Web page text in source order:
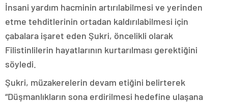
İnsani yardım hacminin artırılabilmesi ve yerinden
etme tehditlerinin ortadan kaldırılabilmesi için
çabalara işaret eden Şukri, öncelikli olarak
Filistinlilerin hayatlarının kurtarılması gerektiğini
söyledi.
Şukri, müzakerelerin devam etiğini belirterek
“Düşmanlıkların sona erdirilmesi hedefine ulaşana